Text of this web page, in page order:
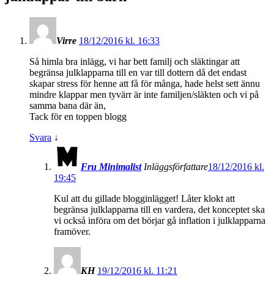
Virre 18/12/2016 kl. 16:33
Så himla bra inlägg, vi har bett familj och släktingar att
begränsa julklapparna till en var till dottern då det endast
skapar stress för henne att få för många, hade helst sett ännu
mindre klappar men tyvärr är inte familjen/släkten och vi på
samma bana där än,
Tack för en toppen blogg
Svara ↓
Fru Minimalist Inläggsförfattare18/12/2016 kl.
19:45
Kul att du gillade blogginlägget! Låter klokt att
begränsa julklapparna till en vardera, det konceptet ska
vi också införa om det börjar gå inflation i julklapparna
framöver.
KH 19/12/2016 kl. 11:21